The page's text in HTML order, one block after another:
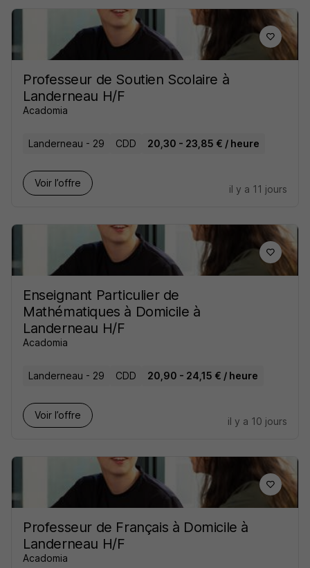
Professeur de Soutien Scolaire à
Landerneau H/F
Acadomia
Landerneau - 29 CDD 20,30 - 23,85 € / heure
Voir l’offre
il y a 11 jours
Enseignant Particulier de
Mathématiques à Domicile à
Landerneau H/F
Acadomia
Landerneau - 29 CDD 20,90 - 24,15 € / heure
Voir l’offre
il y a 10 jours
Professeur de Français à Domicile à
Landerneau H/F
Acadomia